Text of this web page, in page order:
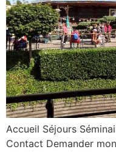
Accueil Séjours
Contact Demander